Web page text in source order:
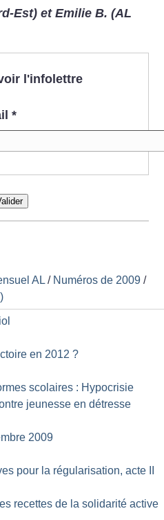
Est) et Emilie B. (AL
l'infolettre
*
AL / Numéros de 2009 /
en 2012 ?
scolaires : Hypocrisie
jeunesse en détresse
2009
pour la régularisation, acte II
recettes de la solidarité active